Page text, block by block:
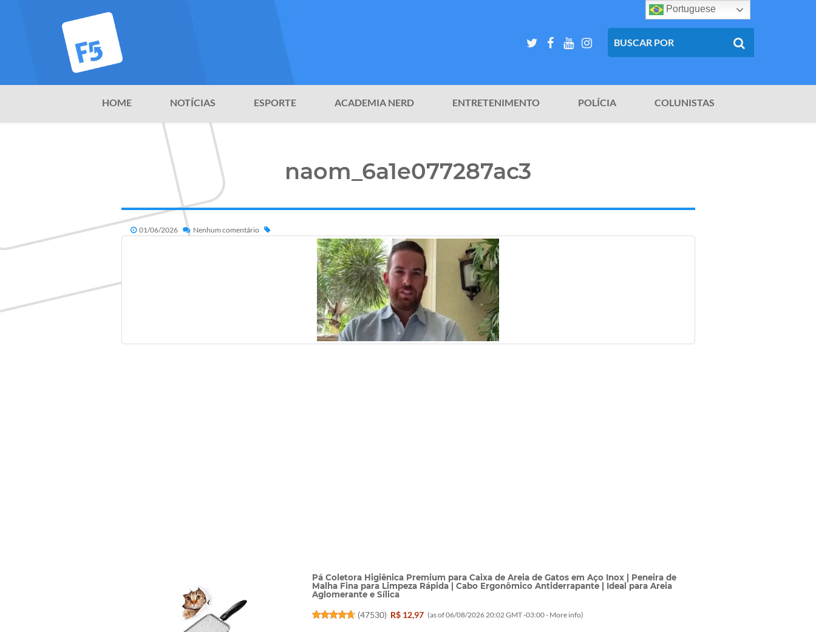
HOME NOTÍCIAS ESPORTE ACADEMIA NERD ENTRETENIMENTO POLÍCIA COLUNISTAS
naom_6a1e077287ac3
01/06/2026 Nenhum comentário
Pá Coletora Higiênica Premium para Caixa de Areia de Gatos em Aço Inox | Peneira de
Malha Fina para Limpeza Rápida | Cabo Ergonômico Antiderrapante | Ideal para Areia
Aglomerante e Sílica
(47530) R$ 12,97 (as of 06/08/2026 20:02 GMT -03:00 - More info)
Portuguese